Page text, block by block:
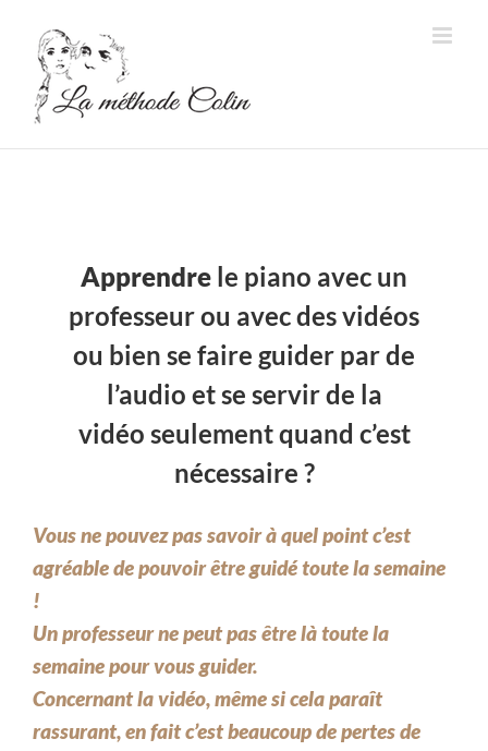
contenu
Apprendre le piano avec un
professeur ou avec des vidéos
ou bien se faire guider par de
l’audio et se servir de la
vidéo seulement quand c’est
nécessaire ?
Vous ne pouvez pas savoir à quel point c’est
agréable de pouvoir être guidé toute la semaine
!
Un professeur ne peut pas être là toute la
semaine pour vous guider.
Concernant la vidéo, même si cela paraît
rassurant, en fait c’est beaucoup de pertes de